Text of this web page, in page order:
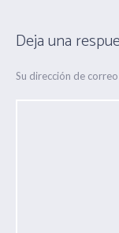
Deja una
Su dirección de